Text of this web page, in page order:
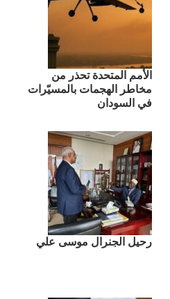
الأمم المتحدة تحذر من
مخاطر الهجمات بالمسيّرات
في السودان
رحيل الجنرال موسى علي